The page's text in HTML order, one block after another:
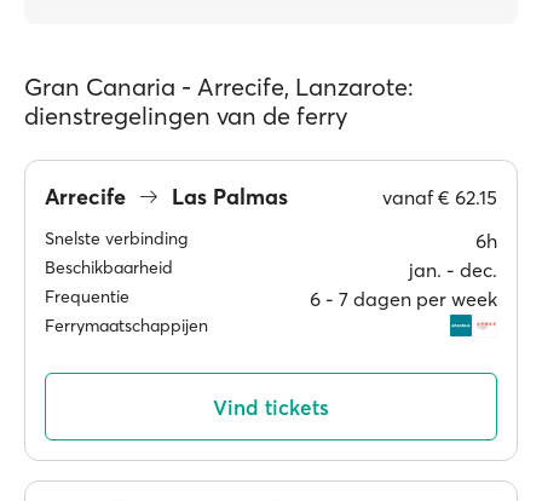
Gran Canaria - Arrecife, Lanzarote:
dienstregelingen van de ferry
Arrecife Las Palmas vanaf€ 62.15
Snelste verbinding 6h
Beschikbaarheid jan. ‐ dec.
Frequentie 6 ‐ 7 dagen per week
Ferrymaatschappijen
Vind tickets